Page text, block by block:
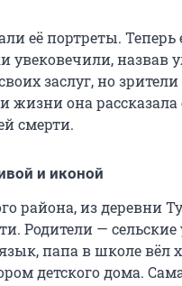
её портреты. Теперь
увековечили, назвав
заслуг, но
жизни она
смерти.
и иконой
района, из деревни
Родители — сельские
папа в школе вёл
детского дома.